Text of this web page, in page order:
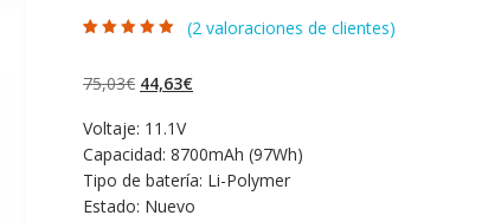
base a
valoraciones de
(2 valoraciones de clientes)
75,03€ El
original
era:
75,03€.
44,63€El
es:
44,63€.
Voltaje: 11.1V
Capacidad: 8700mAh (97Wh)
Tipo de batería: Li-Polymer
Estado: Nuevo